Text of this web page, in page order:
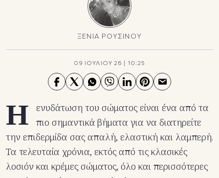
ΞΕΝΙΑ ΡΟΥΣΙΝΟΥ
09 ΙΟΥΛΙΟΥ 26 | 10:25
Η
ενυδάτωση του σώματος είναι ένα από τα
πιο σημαντικά βήματα για να διατηρείτε
την επιδερμίδα σας απαλή, ελαστική και λαμπερή.
Τα τελευταία χρόνια, εκτός από τις κλασικές
λοσιόν και κρέμες σώματος, όλο και περισσότερες